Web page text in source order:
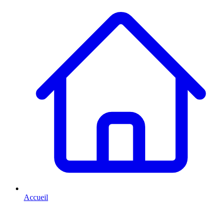
Accueil